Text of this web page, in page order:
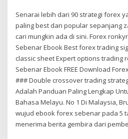
Senarai lebih dari 90 strategi forex
paling best dan popular sepanjang
cari mungkin ada di sini. Forex
Sebenar Ebook Best forex trading
classic sheet Expert options trading
Sebenar Ebook FREE Download
### Double crossover trading
Adalah Panduan Paling Lengkap
Bahasa Melayu. No 1 Di Malaysia,
wujud ebook forex sebenar pada 5
menerima berita gembira dari